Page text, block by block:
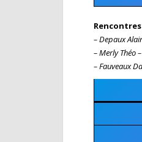
Rencontres
– Depaux
– Merly Théo
– Fauveaux